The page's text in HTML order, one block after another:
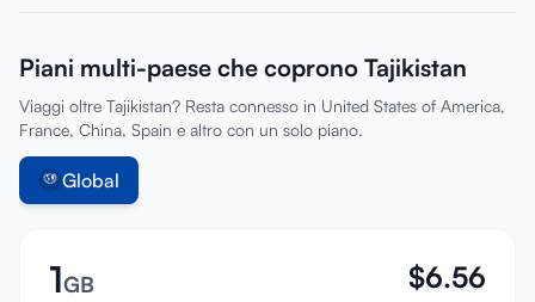
Piani multi-paese che coprono Tajikistan
Viaggi oltre Tajikistan? Resta connesso in United States of America,
France, China, Spain e altro con un solo piano.
Global
1GB $6.56